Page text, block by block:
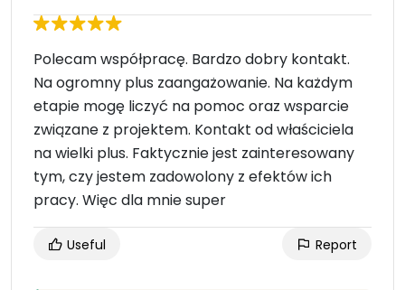
Polecam współpracę. Bardzo dobry kontakt.
Na ogromny plus zaangażowanie. Na każdym
etapie mogę liczyć na pomoc oraz wsparcie
związane z projektem. Kontakt od właściciela
na wielki plus. Faktycznie jest zainteresowany
tym, czy jestem zadowolony z efektów ich
pracy. Więc dla mnie super
Useful Report